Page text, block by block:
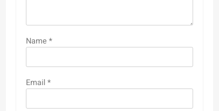
Name *
Email *